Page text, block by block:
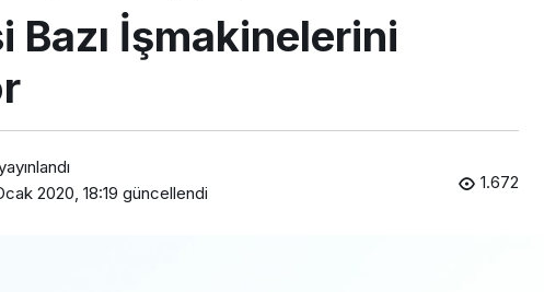
Bazı İşmakinelerini
2020, 18:19 güncellendi 1.672